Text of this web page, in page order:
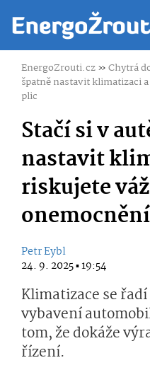
EnergoZrouti.cz»Chytrá
špatně nastavit klimatizaci
plic
Stačí si v
nastavit
riskujete
Petr Eybl
24. 9. 2025 ▪ 19:54
Klimatizace se
vybavení
tom, že dokáže
řízení.